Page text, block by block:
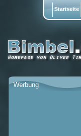
Werbung
Startseite